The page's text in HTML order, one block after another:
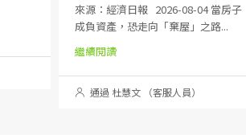
來源：經濟日報 2026-08-04 當房子
成負資產，恐走向「棄屋」之路...
繼續閱讀
通過 杜慧文 （客服人員）